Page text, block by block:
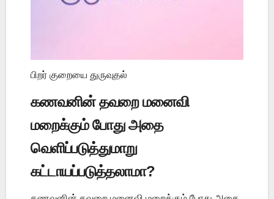
பிறர் குறையை துருவுதல்
கணவனின் தவறை மனைவி
மறைக்கும் போது அதை
வெளிப்படுத்துமாறு
கட்டாயப்படுத்தலாமா?